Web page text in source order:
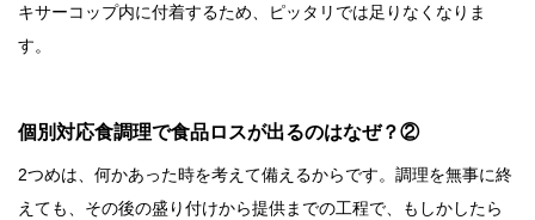
キサーコップ内に付着するため、ピッタリでは足りなくなりま
す。
個別対応食調理で食品ロスが出るのはなぜ？②
2つめは、何かあった時を考えて備えるからです。調理を無事に終
えても、その後の盛り付けから提供までの工程で、もしかしたら